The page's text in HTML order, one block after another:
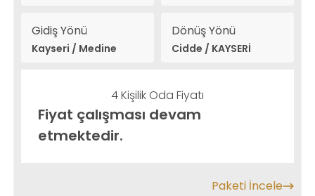
Gidiş Yönü
Kayseri / Medine
Dönüş Yönü
Cidde / KAYSERİ
4 Kişilik Oda Fiyatı
Fiyat çalışması devam
etmektedir.
Paketi İncele